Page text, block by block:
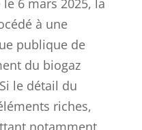
6 mars 2025, la
à une
publique de
du biogaz
le détail du
riches,